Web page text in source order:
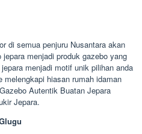
di semua penjuru Nusantara akan
menjadi produk gazebo yang
menjadi motif unik pilihan anda
hiasan rumah idaman
Autentik Buatan Jepara
Jepara.